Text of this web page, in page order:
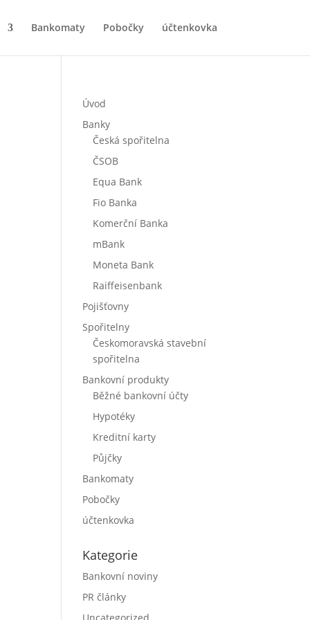
Bankomaty Pobočky účtenkovka
Úvod
Banky
Česká spořitelna
ČSOB
Equa Bank
Fio Banka
Komerční Banka
mBank
Moneta Bank
Raiffeisenbank
Pojišťovny
Spořitelny
Českomoravská stavební
spořitelna
Bankovní produkty
Běžné bankovní účty
Hypotéky
Kreditní karty
Půjčky
Bankomaty
Pobočky
účtenkovka
Kategorie
Bankovní noviny
PR články